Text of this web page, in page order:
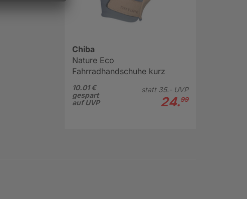
Chiba
Nature Eco
Fahrradhandschuhe kurz
10.01 €
gespart
auf UVP
statt 35.-UVP
24.99